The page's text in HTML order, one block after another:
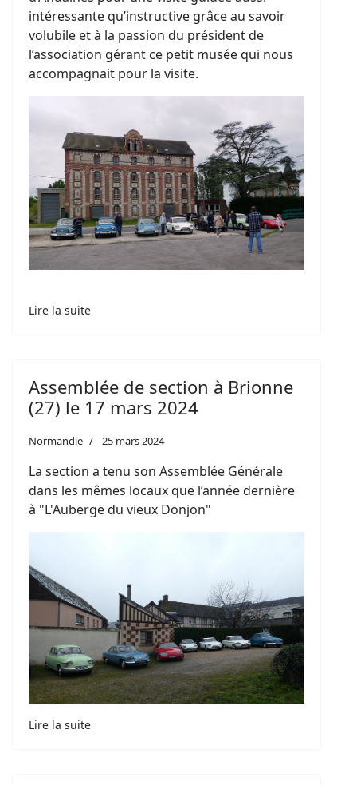
intéressante qu’instructive grâce au savoir
volubile et à la passion du président de
l’association gérant ce petit musée qui nous
accompagnait pour la visite.
Lire la suite
Assemblée de section à Brionne
(27) le 17 mars 2024
Normandie 25 mars 2024
La section a tenu son Assemblée Générale
dans les mêmes locaux que l’année dernière
à "L'Auberge du vieux Donjon"
Lire la suite